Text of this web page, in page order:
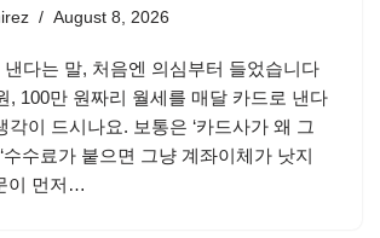
August 8, 2026
다는 말, 처음엔 의심부터 들었습니다
, 100만 원짜리 월세를 매달 카드로 낸다
각이 드시나요. 보통은 ‘카드사가 왜 그
수수료가 붙으면 그냥 계좌이체가 낫지
이 먼저…